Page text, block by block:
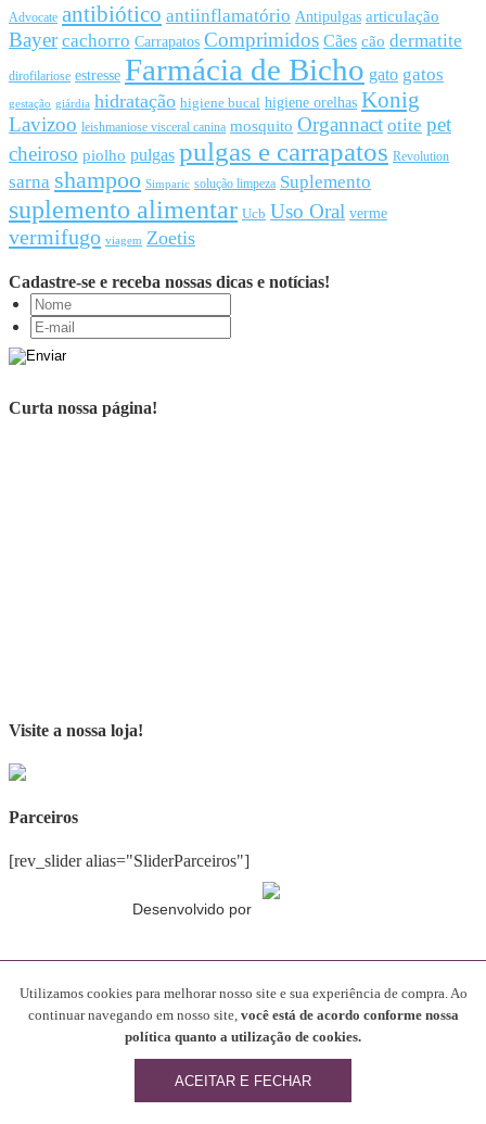
Advocate antibiótico antiinflamatório Antipulgas articulação
Bayer cachorro Carrapatos Comprimidos Cães cão dermatite
dirofilariose estresse Farmácia de Bicho gato gatos
gestação giárdia hidratação higiene bucal higiene orelhas Konig
Lavizoo leishmaniose visceral canina mosquito Organnact otite pet
cheiroso piolho pulgas pulgas e carrapatos Revolution
sarna shampoo Simparic solução limpeza Suplemento
suplemento alimentar Ucb Uso Oral verme
vermifugo viagem Zoetis
Cadastre-se e receba nossas dicas e notícias!
Curta nossa página!
Visite a nossa loja!
Parceiros
[rev_slider alias="SliderParceiros"]
Desenvolvido por
Compartilhe nosso blog com seus amigos!
Utilizamos cookies para melhorar nosso site e sua experiência de compra. Ao
continuar navegando em nosso site, você está de acordo conforme nossa
política quanto a utilização de cookies.
ACEITAR E FECHAR